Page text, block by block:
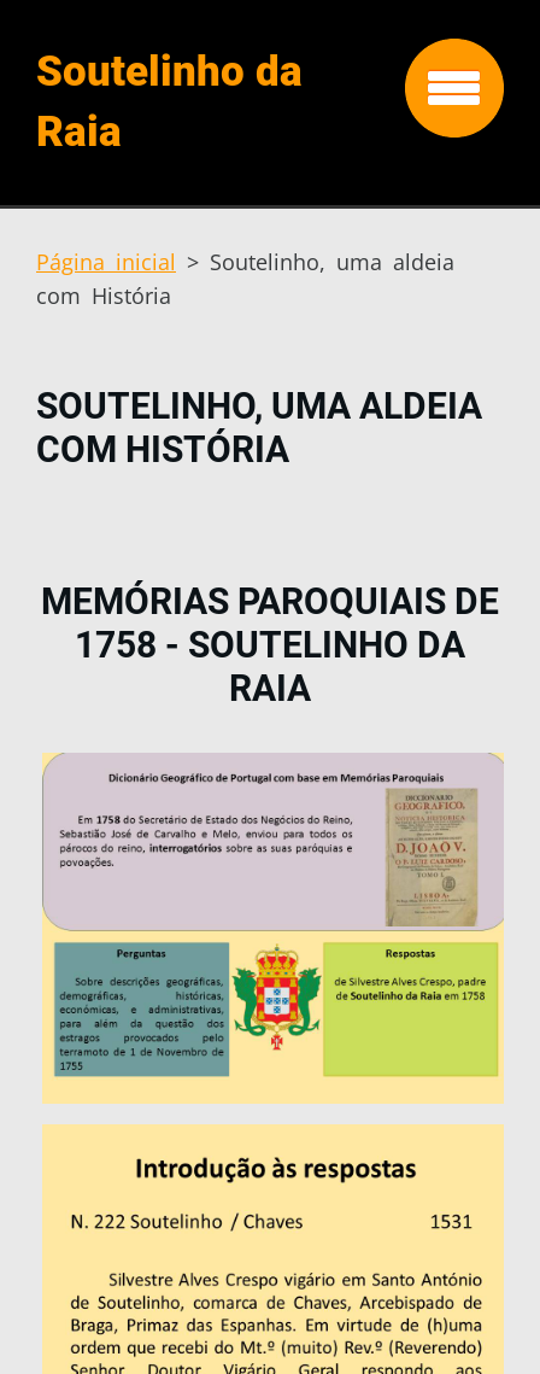
Soutelinho da
Raia
Página inicial > Soutelinho, uma aldeia
com História
SOUTELINHO, UMA ALDEIA
COM HISTÓRIA
MEMÓRIAS PAROQUIAIS DE
1758 - SOUTELINHO DA
RAIA